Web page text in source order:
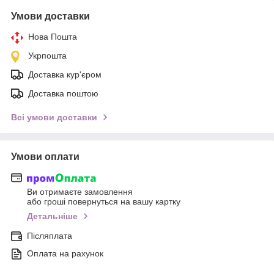
Умови доставки
Нова Пошта
Укрпошта
Доставка кур'єром
Доставка поштою
Всі умови доставки
Умови оплати
Ви отримаєте замовлення
або гроші повернуться на вашу картку
Детальніше
Післяплата
Оплата на рахунок